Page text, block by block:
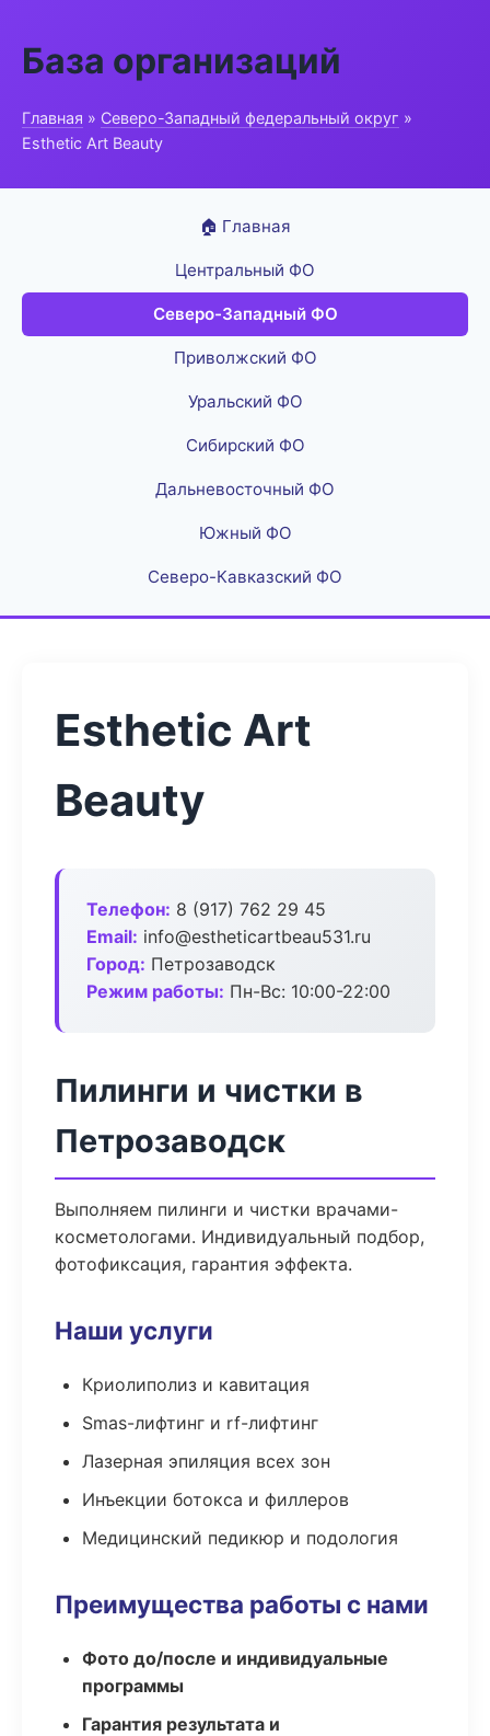
База организаций
Главная » Северо-Западный федеральный округ »
Esthetic Art Beauty
🏠 Главная
Центральный ФО
Северо-Западный ФО
Приволжский ФО
Уральский ФО
Сибирский ФО
Дальневосточный ФО
Южный ФО
Северо-Кавказский ФО
Esthetic Art
Beauty
Телефон: 8 (917) 762 29 45
Email: info@estheticartbeau531.ru
Город: Петрозаводск
Режим работы: Пн-Вс: 10:00-22:00
Пилинги и чистки в
Петрозаводск
Выполняем пилинги и чистки врачами-
косметологами. Индивидуальный подбор,
фотофиксация, гарантия эффекта.
Наши услуги
Криолиполиз и кавитация
Smas-лифтинг и rf-лифтинг
Лазерная эпиляция всех зон
Инъекции ботокса и филлеров
Медицинский педикюр и подология
Преимущества работы с нами
Фото до/после и индивидуальные
программы
Гарантия результата и